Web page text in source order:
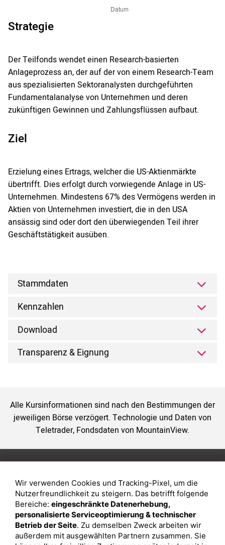
Strategie
Der Teilfonds wendet einen Research-basierten
Anlageprozess an, der auf der von einem Research-Team
aus spezialisierten Sektoranalysten durchgeführten
Fundamentalanalyse von Unternehmen und deren
zukünftigen Gewinnen und Zahlungsflüssen aufbaut.
Ziel
Erzielung eines Ertrags, welcher die US-Aktienmärkte
übertrifft. Dies erfolgt durch vorwiegende Anlage in US-
Unternehmen. Mindestens 67% des Vermögens werden in
Aktien von Unternehmen investiert, die in den USA
ansässig sind oder dort den überwiegenden Teil ihrer
Geschäftstätigkeit ausüben.
Stammdaten
Kennzahlen
Download
Transparenz & Eignung
Alle Kursinformationen sind nach den Bestimmungen der
jeweiligen Börse verzögert. Technologie und Daten von
Teletrader, Fondsdaten von MountainView.
Anlage
Depot eröffnen
Depot vergleichen
Junior Depot
Top-Seller-Fonds
Magazin
Was sind sind ETFs?
Sparplan Vorteile
Was ist ein Fonds?
Wir verwenden Cookies und Tracking-Pixel, um die
Nutzerfreundlichkeit zu steigern. Das betrifft folgende
Bereiche: eingeschränkte Datenerhebung,
personalisierte Serviceoptimierung & technischer
Betrieb der Seite. Zu demselben Zweck arbeiten wir
außerdem mit ausgewählten Partnern zusammen. Sie